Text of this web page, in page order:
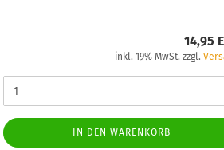
14,95
inkl. 19% MwSt. zzgl.
IN DEN WARENKORB